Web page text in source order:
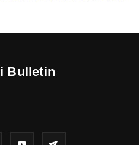
Bulletin